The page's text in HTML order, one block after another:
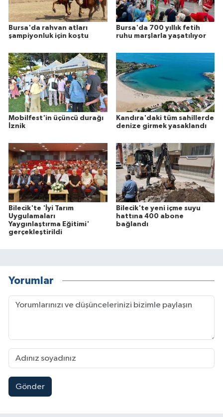
Bursa'da rahvan atları
şampiyonluk için koştu
Bursa'da 700 yıllık fetih
ruhu marşlarla yaşatılıyor
Mobilfest'in üçüncü durağı
İznik
Kandıra'daki tüm sahillerde
denize girmek yasaklandı
Bilecik'te 'İyi Tarım
Uygulamaları
Yaygınlaştırma Eğitimi'
gerçekleştirildi
Bilecik'te yeni içme suyu
hattına 400 abone
bağlandı
Yorumlar
Gönder